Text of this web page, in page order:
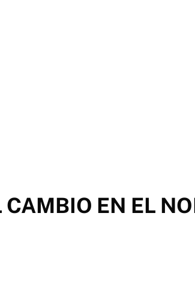
CAMBIO EN EL